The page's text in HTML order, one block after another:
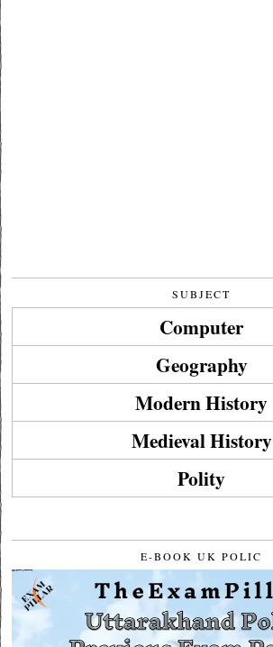
SUBJECT
Computer
Geography
Modern History
Medieval History
Polity
E-BOOK UK POLIC